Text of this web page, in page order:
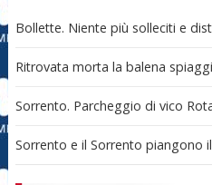
Bollette. Niente più solleciti e
Ritrovata morta la balena
Sorrento. Parcheggio di vico
Sorrento e il Sorrento piangono